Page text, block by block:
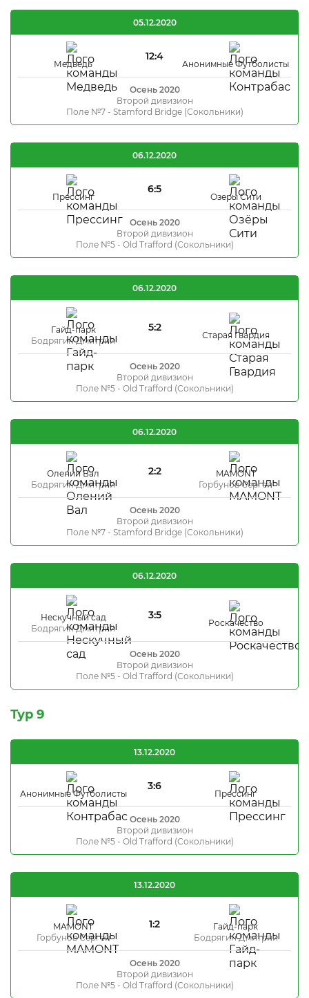
Медведь
12:4
Анонимные Футболисты
05.12.2020
Осень 2020
Второй дивизион
Поле №7 - Stamford Bridge (Сокольники)
Прессинг
6:5
Озеры Сити
06.12.2020
Осень 2020
Второй дивизион
Поле №5 - Old Trafford (Сокольники)
Гайд-парк
Бодрягин Дмитрий
5:2
Старая Гвардия
06.12.2020
Осень 2020
Второй дивизион
Поле №5 - Old Trafford (Сокольники)
Олений Вал
Бодрягин Дмитрий
2:2
MAMONT
Горбунов Сергей
06.12.2020
Осень 2020
Второй дивизион
Поле №7 - Stamford Bridge (Сокольники)
Нескучный сад
Бодрягин Дмитрий
3:5
Роскачество
06.12.2020
Осень 2020
Второй дивизион
Поле №5 - Old Trafford (Сокольники)
Тур 9
Анонимные Футболисты
3:6
Прессинг
13.12.2020
Осень 2020
Второй дивизион
Поле №5 - Old Trafford (Сокольники)
MAMONT
Горбунов Сергей
1:2
Гайд-парк
Бодрягин Дмитрий
13.12.2020
Осень 2020
Второй дивизион
Поле №5 - Old Trafford (Сокольники)